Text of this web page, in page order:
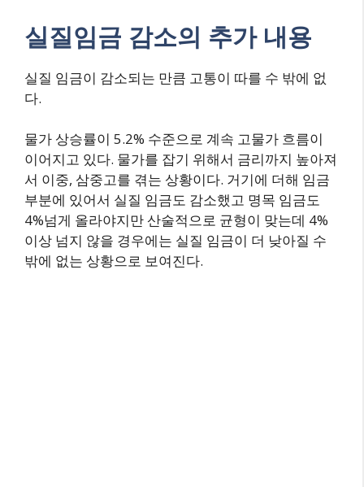
실질임금 감소의 추가 내용
실질 임금이 감소되는 만큼 고통이 따를 수 밖에 없
다.
물가 상승률이 5.2% 수준으로 계속 고물가 흐름이
이어지고 있다. 물가를 잡기 위해서 금리까지 높아져
서 이중, 삼중고를 겪는 상황이다. 거기에 더해 임금
부분에 있어서 실질 임금도 감소했고 명목 임금도
4%넘게 올라야지만 산술적으로 균형이 맞는데 4%
이상 넘지 않을 경우에는 실질 임금이 더 낮아질 수
밖에 없는 상황으로 보여진다.